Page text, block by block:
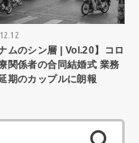
ナムのシン層 | Vol.20】コロ
関係者の合同結婚式 業務
期のカップルに朗報